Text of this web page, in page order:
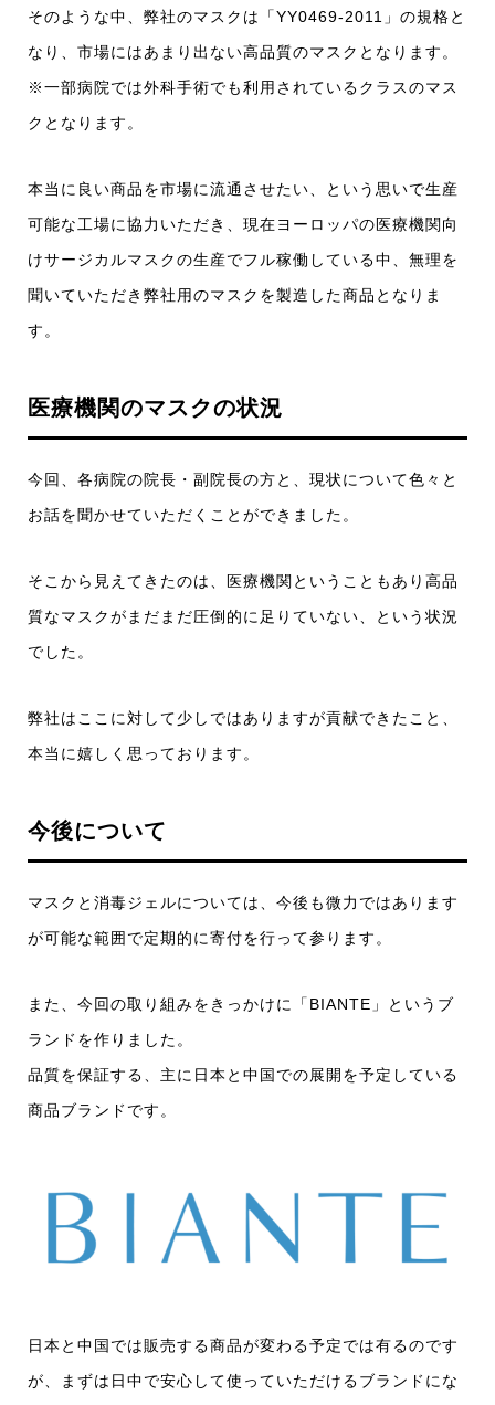
そのような中、弊社のマスクは「YY0469-2011」の規格と
なり、市場にはあまり出ない高品質のマスクとなります。
※一部病院では外科手術でも利用されているクラスのマス
クとなります。
本当に良い商品を市場に流通させたい、という思いで生産
可能な工場に協力いただき、現在ヨーロッパの医療機関向
けサージカルマスクの生産でフル稼働している中、無理を
聞いていただき弊社用のマスクを製造した商品となりま
す。
医療機関のマスクの状況
今回、各病院の院長・副院長の方と、現状について色々と
お話を聞かせていただくことができました。
そこから見えてきたのは、医療機関ということもあり高品
質なマスクがまだまだ圧倒的に足りていない、という状況
でした。
弊社はここに対して少しではありますが貢献できたこと、
本当に嬉しく思っております。
今後について
マスクと消毒ジェルについては、今後も微力ではあります
が可能な範囲で定期的に寄付を行って参ります。
また、今回の取り組みをきっかけに「BIANTE」というブ
ランドを作りました。
品質を保証する、主に日本と中国での展開を予定している
商品ブランドです。
日本と中国では販売する商品が変わる予定では有るのです
が、まずは日中で安心して使っていただけるブランドにな